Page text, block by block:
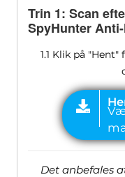
Trin 1: Scan
SpyHunter
1.1 Klik på
Det anbefales